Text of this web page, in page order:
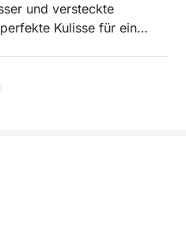
und versteckte
Kulisse für ein
Diese entspannte 3-
entlang eines der
des Landes. Entdecken
Livadhi Beach, dem
Beach, der Kristallbucht,